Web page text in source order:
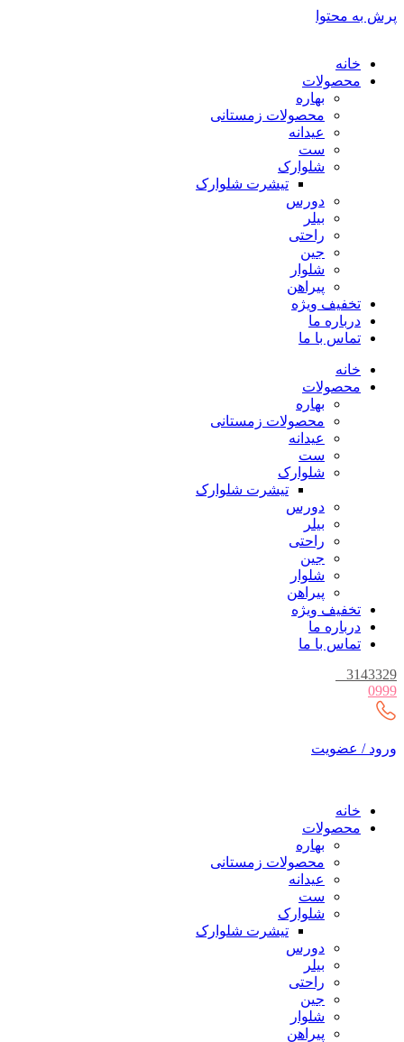
پرش به محتوا
خانه
محصولات
بهاره
محصولات زمستانی
عیدانه
ست
شلوارک
تیشرت شلوارک
دورس
بیلر
راحتی
جین
شلوار
پیراهن
تخفیف ویژه
درباره ما
تماس با ما
خانه
محصولات
بهاره
محصولات زمستانی
عیدانه
ست
شلوارک
تیشرت شلوارک
دورس
بیلر
راحتی
جین
شلوار
پیراهن
تخفیف ویژه
درباره ما
تماس با ما
3143329
0999
ورود / عضویت
خانه
محصولات
بهاره
محصولات زمستانی
عیدانه
ست
شلوارک
تیشرت شلوارک
دورس
بیلر
راحتی
جین
شلوار
پیراهن